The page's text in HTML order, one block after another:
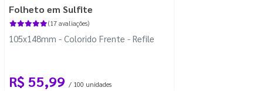
Folheto em Sulfite
(17 avaliações)
105x148mm - Colorido Frente - Refile
R$ 55,99 / 100 unidades